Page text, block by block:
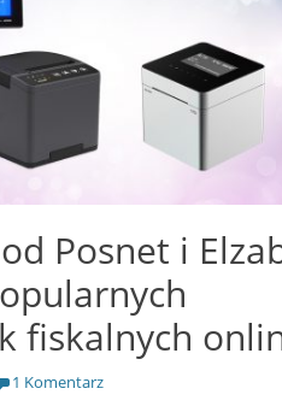
Posnet i
fiskalnych
1 Komentarz